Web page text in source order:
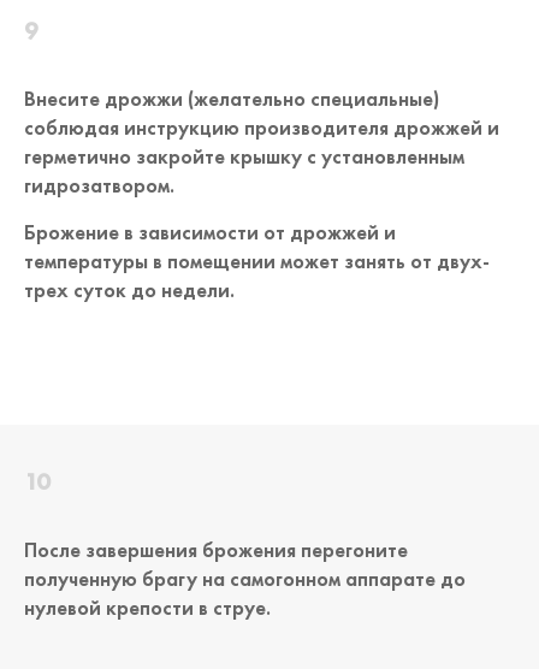
Внесите дрожжи (желательно специальные)
соблюдая инструкцию производителя дрожжей и
герметично закройте крышку с установленным
гидрозатвором.
Брожение в зависимости от дрожжей и
температуры в помещении может занять от двух-
трех суток до недели.
После завершения брожения перегоните
полученную брагу на самогонном аппарате до
нулевой крепости в струе.